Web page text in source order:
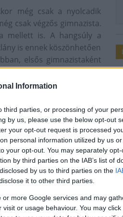
Information
parties, or processing of your
by us, please use the below opt-out
your opt-out request is processed
personal information utilized by us
your opt-out. You may separately
by third parties on the IAB’s list of
by us to third parties on the
it to other third parties.
more Google services and may
or usage behaviour. You may
még csak a nyolcadik
csak végzős gimnazista.
mellett is. A hangsúly a
is ennek köszönhetően
elsős gimnazistaként
a tortán, hogy az egyik
a kreativnyelv.hu
egy-kulonleges-modszer-